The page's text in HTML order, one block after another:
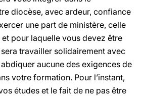
diocèse, avec ardeur, confiance
une part de ministère, celle
et pour laquelle vous devez être
travailler solidairement avec
aucune des exigences de
votre formation. Pour l’instant,
études et le fait de ne pas être